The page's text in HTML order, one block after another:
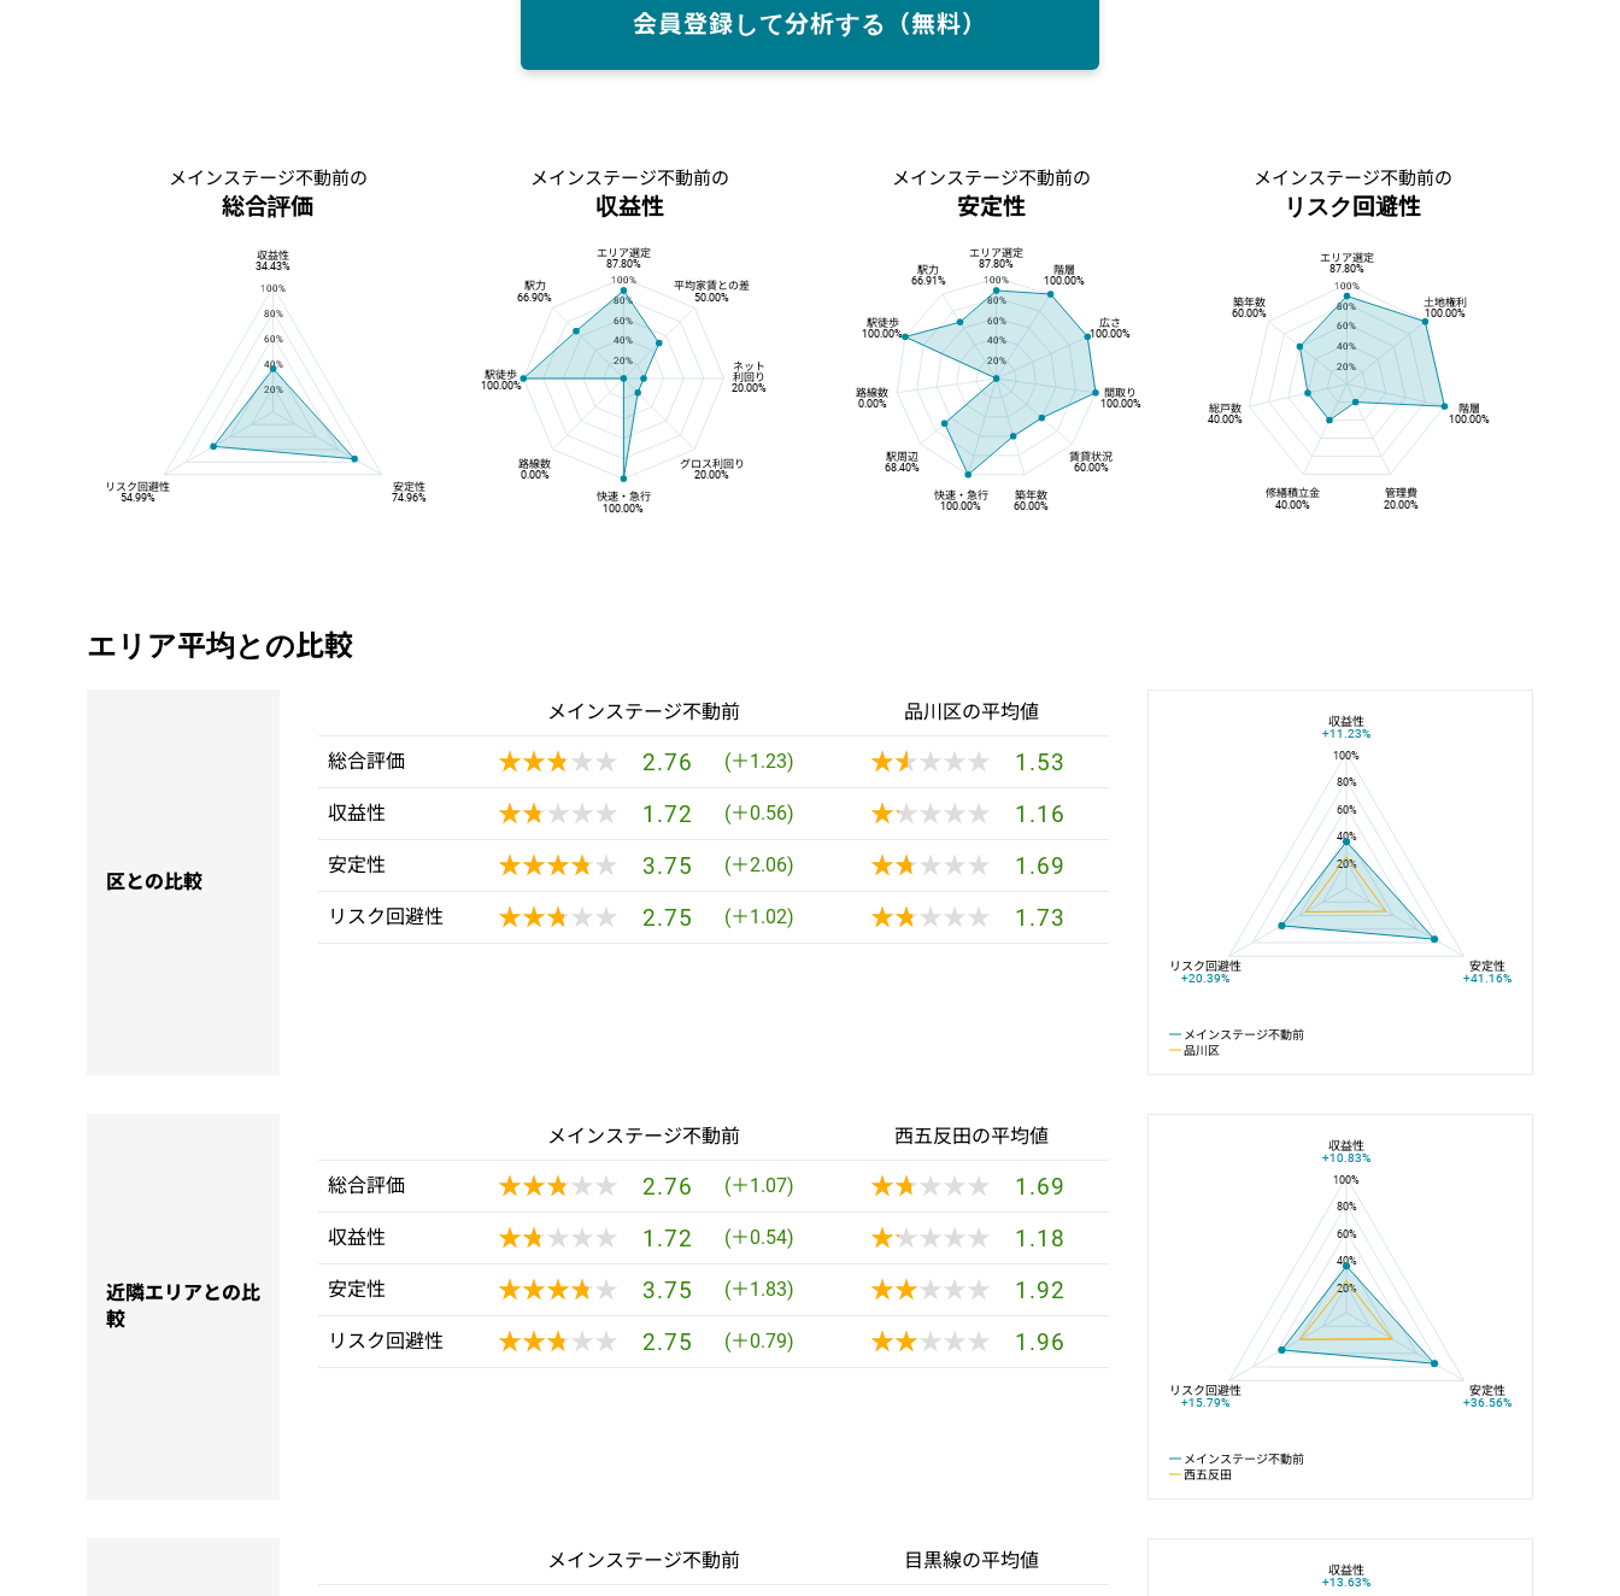
会員登録して分析する（無料）
メインステージ不動前の
総合評価
100%
収益性
34.43%
リスク回避性
54.99%
安定性
74.96%
80%
60%
40%
20%
メインステージ不動前の
収益性
100%
エリア選定
87.80%
駅力
66.90%
駅徒歩
100.00%
路線数
0.00%
快速・急行
100.00%
グロス利回り
20.00%
ネット
利回り
20.00%
平均家賃との差
50.00%
80%
60%
40%
20%
メインステージ不動前の
安定性
100%
エリア選定
87.80%
駅力
66.91%
駅徒歩
100.00%
路線数
0.00%
駅周辺
68.40%
快速・急行
100.00%
築年数
60.00%
賃貸状況
60.00%
間取り
100.00%
広さ
100.00%
階層
100.00%
80%
60%
40%
20%
メインステージ不動前の
リスク回避性
100%
エリア選定
87.80%
築年数
60.00%
総戸数
40.00%
修繕積立金
40.00%
管理費
20.00%
階層
100.00%
土地権利
100.00%
80%
60%
40%
20%
エリア平均との比較
区との比較
メインステージ不動前 品川区の平均値
総合評価 ★★★★★
★★★★★ 2.76 (＋1.23) ★★★★★
★★★★★ 1.53
収益性 ★★★★★
★★★★★ 1.72 (＋0.56) ★★★★★
★★★★★ 1.16
安定性 ★★★★★
★★★★★ 3.75 (＋2.06) ★★★★★
★★★★★ 1.69
リスク回避性 ★★★★★
★★★★★ 2.75 (＋1.02) ★★★★★
★★★★★ 1.73
100%
80%
60%
40%
20%
収益性
+11.23%
メインステージ不動前
品川区
リスク回避性
+20.39%
安定性
+41.16%
近隣エリアとの比
較
メインステージ不動前 西五反田の平均値
総合評価 ★★★★★
★★★★★ 2.76 (＋1.07) ★★★★★
★★★★★ 1.69
収益性 ★★★★★
★★★★★ 1.72 (＋0.54) ★★★★★
★★★★★ 1.18
安定性 ★★★★★
★★★★★ 3.75 (＋1.83) ★★★★★
★★★★★ 1.92
リスク回避性 ★★★★★
★★★★★ 2.75 (＋0.79) ★★★★★
★★★★★ 1.96
100%
80%
60%
40%
20%
収益性
+10.83%
メインステージ不動前
西五反田
リスク回避性
+15.79%
安定性
+36.56%
メインステージ不動前 目黒線の平均値
収益性
+13.63%